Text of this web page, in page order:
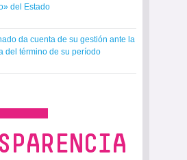
del Estado
da cuenta de su gestión ante la
del término de su período